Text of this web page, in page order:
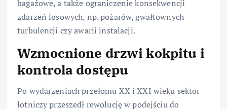
bagażowe, a także ograniczenie konsekwencji
zdarzeń losowych, np. pożarów, gwałtownych
turbulencji czy awarii instalacji.
Wzmocnione drzwi kokpitu i
kontrola dostępu
Po wydarzeniach przełomu XX i XXI wieku sektor
lotniczy przeszedł rewolucję w podejściu do